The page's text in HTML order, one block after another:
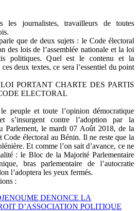
les journalistes, travailleurs de toutes
que de deux sujets : le Code électoral
des lois de l’assemblée nationale et la loi
politiques. Quel est le contenu et la
deux textes, ce sera l’essentiel du point
PORTANT CHARTE DES PARTIS
ELECTORAL
peuple et toute l’opinion démocratique
s’insurgent contre l’adoption par la
Parlement, le mardi 07 Août 2018, de la
électoral au Bénin. Il ne reste que la
Et comme l’on sait d’avance, ce ne
: le Bloc de la Majorité Parlementaire
bras parlementaire de l’autocratie
l’adoptera les yeux fermés.
:
DENONCE LA
D’ASSOCIATION POLITIQUE